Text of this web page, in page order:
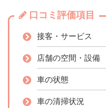
口コミ評価項目
接客・サービス
店舗の空間・設備
車の状態
車の清掃状況